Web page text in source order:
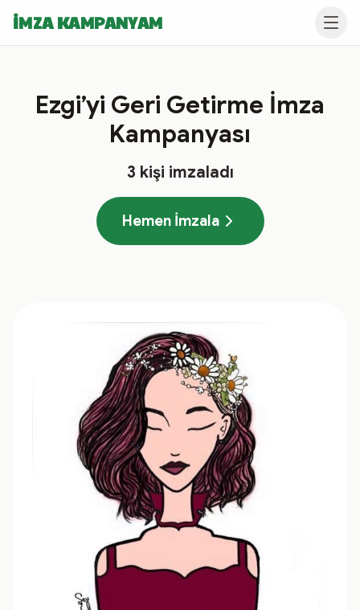
İMZA KAMPANYAM
Ezgi’yi Geri Getirme İmza
Kampanyası
3 kişi imzaladı
Hemen İmzala